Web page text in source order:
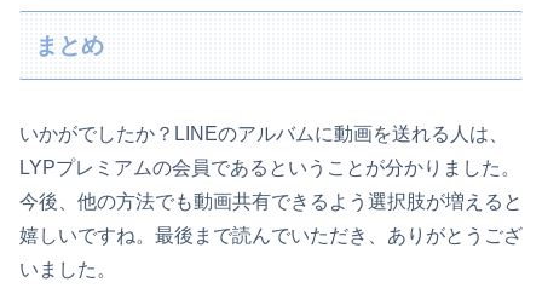
まとめ
いかがでしたか？LINEのアルバムに動画を送れる人は、
LYPプレミアムの会員であるということが分かりました。
今後、他の方法でも動画共有できるよう選択肢が増えると
嬉しいですね。最後まで読んでいただき、ありがとうござ
いました。